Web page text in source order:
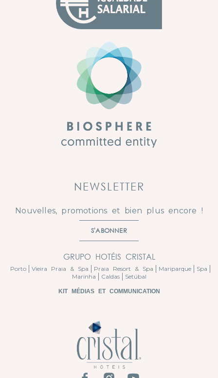
NEWSLETTER
Nouvelles, promotions et bien plus encore !
S'ABONNER
GRUPO HOTÉIS CRISTAL
Porto Vieira Praia & Spa Praia Resort & Spa Mariparque
Spa
Marinha
Caldas Setúbal
KIT MÉDIAS ET COMMUNICATION